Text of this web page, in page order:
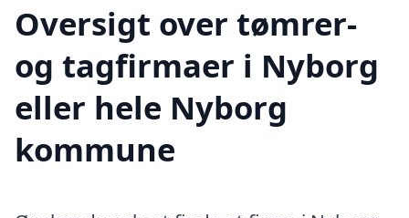
Oversigt over tømrer-
og tagfirmaer i Nyborg
eller hele Nyborg
kommune